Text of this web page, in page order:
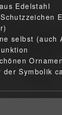
Edelstahl
selbst (auch
der Symbolik